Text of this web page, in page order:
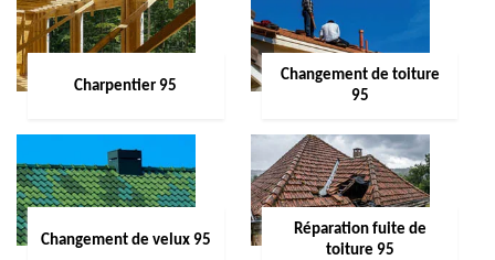
Charpentier 95
Changement de toiture
95
Changement de velux 95
Réparation fuite de
toiture 95